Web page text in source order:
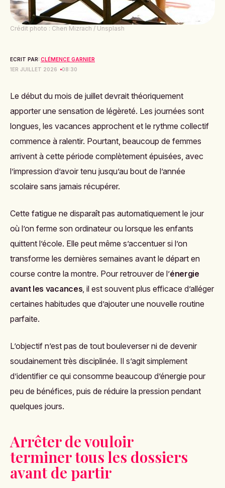
Crédit photo : Chen Mizrach / Unsplash
ECRIT PAR: CLÉMENCE GARNIER
1ER JUILLET 2026
08:30
Le début du mois de juillet devrait théoriquement
apporter une sensation de légèreté. Les journées sont
longues, les vacances approchent et le rythme collectif
commence à ralentir. Pourtant, beaucoup de femmes
arrivent à cette période complètement épuisées, avec
l’impression d’avoir tenu jusqu’au bout de l’année
scolaire sans jamais récupérer.
Cette fatigue ne disparaît pas automatiquement le jour
où l’on ferme son ordinateur ou lorsque les enfants
quittent l’école. Elle peut même s’accentuer si l’on
transforme les dernières semaines avant le départ en
course contre la montre. Pour retrouver de l’énergie
avant les vacances, il est souvent plus efficace d’alléger
certaines habitudes que d’ajouter une nouvelle routine
parfaite.
L’objectif n’est pas de tout bouleverser ni de devenir
soudainement très disciplinée. Il s’agit simplement
d’identifier ce qui consomme beaucoup d’énergie pour
peu de bénéfices, puis de réduire la pression pendant
quelques jours.
Arrêter de vouloir
terminer tous les dossiers
avant de partir